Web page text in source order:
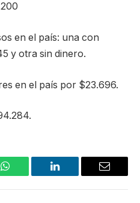
en el país: una con
y otra sin dinero.
en el país por $23.696.
WhatsApp LinkedIn Email